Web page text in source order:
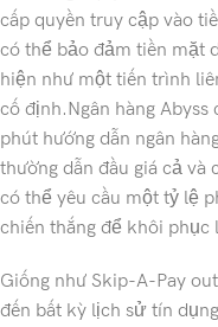
cấp quyền truy cập vào
có thể bảo đảm tiền mặt
hiện như một tiến trình
cố định.Ngân hàng
phút hướng dẫn ngân
thường dẫn đầu giá cả và
có thể yêu cầu một tỷ lệ
chiến thắng để khôi phục
Giống như Skip-A-Pay
đến bất kỳ lịch sử tín